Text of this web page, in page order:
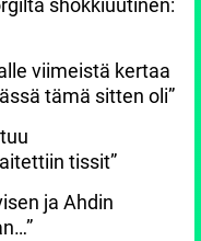
shokkiuutinen:
viimeistä kertaa
tämä sitten oli”
tissit”
ja Ahdin